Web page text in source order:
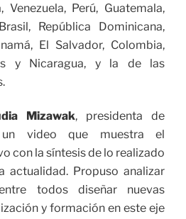
Venezuela, Perú, Guatemala,
República Dominicana,
El Salvador, Colombia,
y Nicaragua, y la de las
Mizawak, presidenta de
un video que muestra el
con la síntesis de lo realizado
actualidad. Propuso analizar
todos diseñar nuevas
y formación en este eje